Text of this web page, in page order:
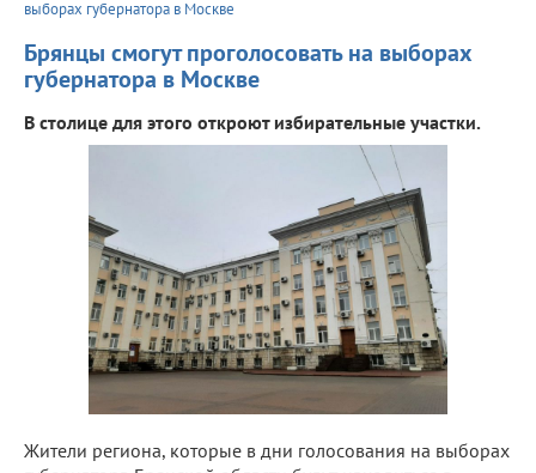
выборах губернатора в Москве
Брянцы смогут проголосовать на выборах
губернатора в Москве
В столице для этого откроют избирательные участки.
Жители региона, которые в дни голосования на выборах